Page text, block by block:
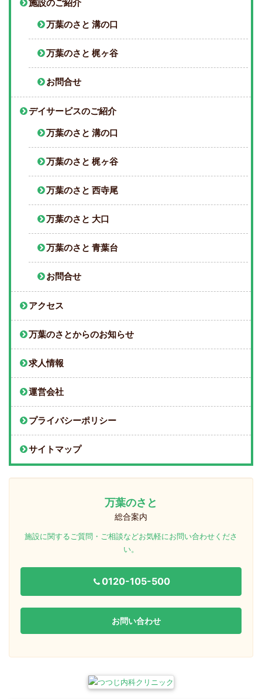
施設のご紹介
万葉のさと 溝の口
万葉のさと 梶ヶ谷
お問合せ
デイサービスのご紹介
万葉のさと 溝の口
万葉のさと 梶ヶ谷
万葉のさと 西寺尾
万葉のさと 大口
万葉のさと 青葉台
お問合せ
アクセス
万葉のさとからのお知らせ
求人情報
運営会社
プライバシーポリシー
サイトマップ
万葉のさと
総合案内
施設に関するご質問・ご相談などお気軽にお問い合わせくださ
い。
0120-105-500
お問い合わせ